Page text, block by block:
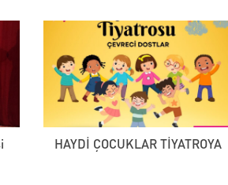
HAYDİ ÇOCUKLAR TİYATROYA